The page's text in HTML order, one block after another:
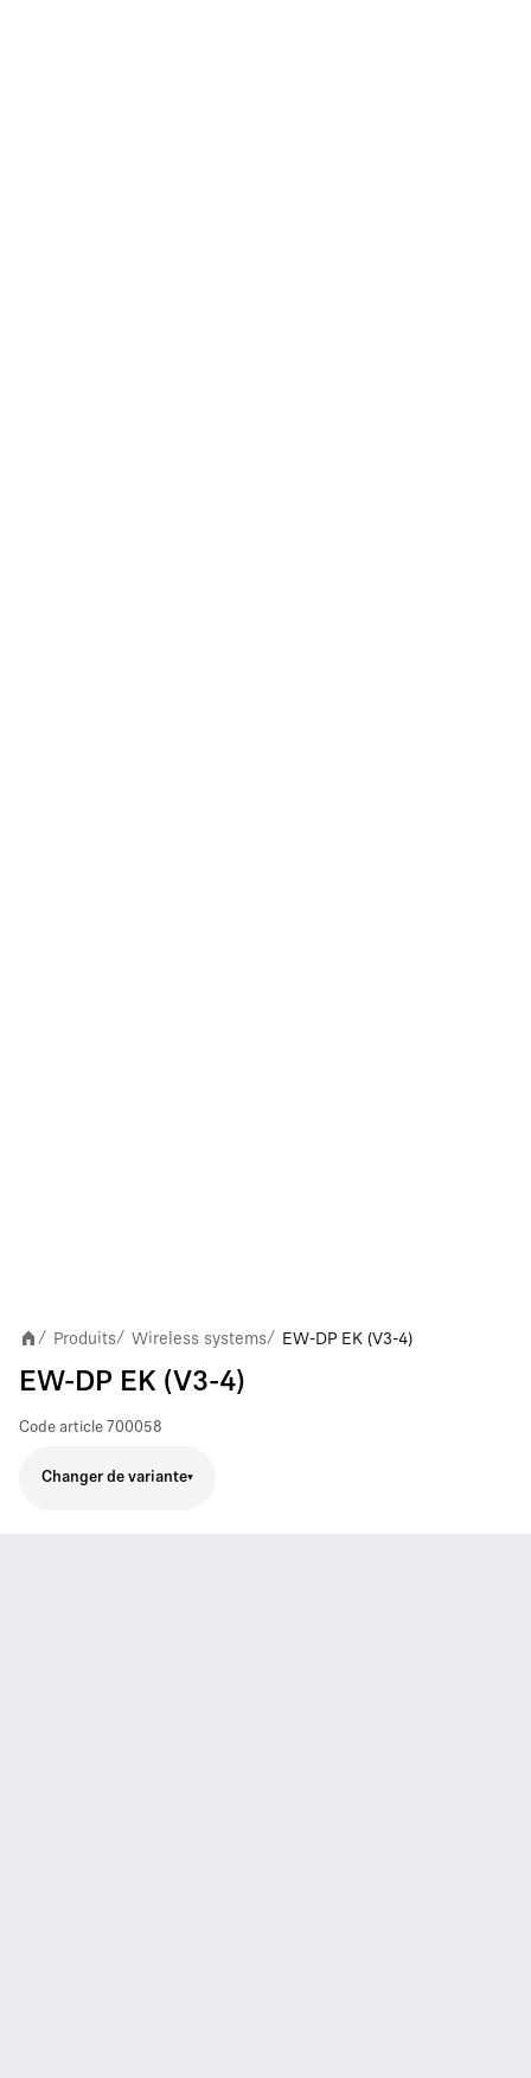
/ Produits/ Wireless systems/ EW-DP EK (V3-4)
EW-DP EK (V3-4)
Code article 700058
Changer de variante